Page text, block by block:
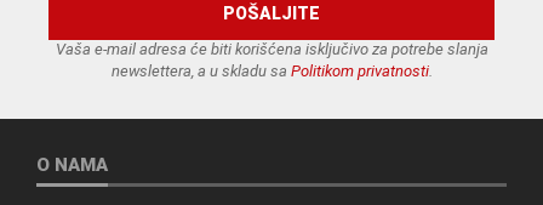
Vaša e-mail adresa će biti korišćena isključivo za potrebe slanja
newslettera, a u skladu sa Politikom privatnosti.
O NAMA